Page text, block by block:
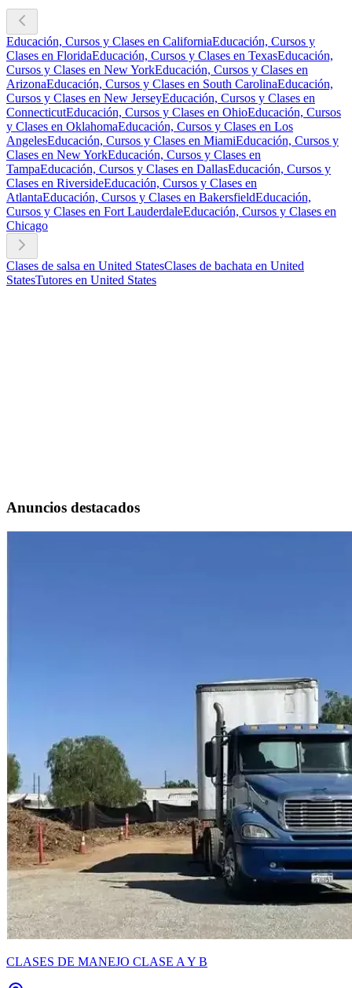
Educación, Cursos y Clases en CaliforniaEducación, Cursos y
Clases en FloridaEducación, Cursos y Clases en TexasEducación,
Cursos y Clases en New YorkEducación, Cursos y Clases en
ArizonaEducación, Cursos y Clases en South CarolinaEducación,
Cursos y Clases en New JerseyEducación, Cursos y Clases en
ConnecticutEducación, Cursos y Clases en OhioEducación, Cursos
y Clases en OklahomaEducación, Cursos y Clases en Los
AngelesEducación, Cursos y Clases en MiamiEducación, Cursos y
Clases en New YorkEducación, Cursos y Clases en
TampaEducación, Cursos y Clases en DallasEducación, Cursos y
Clases en RiversideEducación, Cursos y Clases en
AtlantaEducación, Cursos y Clases en BakersfieldEducación,
Cursos y Clases en Fort LauderdaleEducación, Cursos y Clases en
Chicago
Clases de salsa en United StatesClases de bachata en United
StatesTutores en United States
Anuncios destacados
CLASES DE MANEJO CLASE A Y B